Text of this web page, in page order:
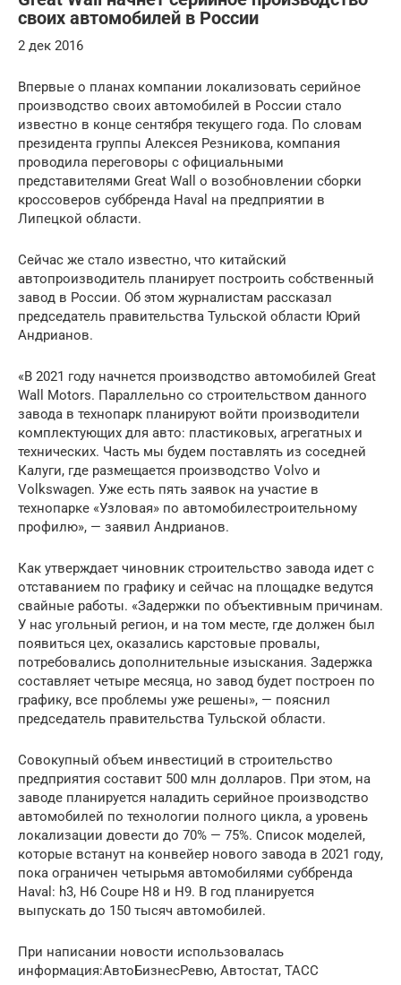
своих автомобилей в России
2 дек 2016
Впервые о планах компании локализовать серийное
производство своих автомобилей в России стало
известно в конце сентября текущего года. По словам
президента группы Алексея Резникова, компания
проводила переговоры с официальными
представителями Great Wall о возобновлении сборки
кроссоверов суббренда Haval на предприятии в
Липецкой области.
Сейчас же стало известно, что китайский
автопроизводитель планирует построить собственный
завод в России. Об этом журналистам рассказал
председатель правительства Тульской области Юрий
Андрианов.
«В 2021 году начнется производство автомобилей Great
Wall Motors. Параллельно со строительством данного
завода в технопарк планируют войти производители
комплектующих для авто: пластиковых, агрегатных и
технических. Часть мы будем поставлять из соседней
Калуги, где размещается производство Volvo и
Volkswagen. Уже есть пять заявок на участие в
технопарке «Узловая» по автомобилестроительному
профилю», — заявил Андрианов.
Как утверждает чиновник строительство завода идет с
отставанием по графику и сейчас на площадке ведутся
свайные работы. «Задержки по объективным причинам.
У нас угольный регион, и на том месте, где должен был
появиться цех, оказались карстовые провалы,
потребовались дополнительные изыскания. Задержка
составляет четыре месяца, но завод будет построен по
графику, все проблемы уже решены», — пояснил
председатель правительства Тульской области.
Совокупный объем инвестиций в строительство
предприятия составит 500 млн долларов. При этом, на
заводе планируется наладить серийное производство
автомобилей по технологии полного цикла, а уровень
локализации довести до 70% — 75%. Список моделей,
которые встанут на конвейер нового завода в 2021 году,
пока ограничен четырьмя автомобилями суббренда
Haval: h3, H6 Coupe H8 и H9. В год планируется
выпускать до 150 тысяч автомобилей.
При написании новости использовалась
информация:АвтоБизнесРевю, Автостат, ТАСС